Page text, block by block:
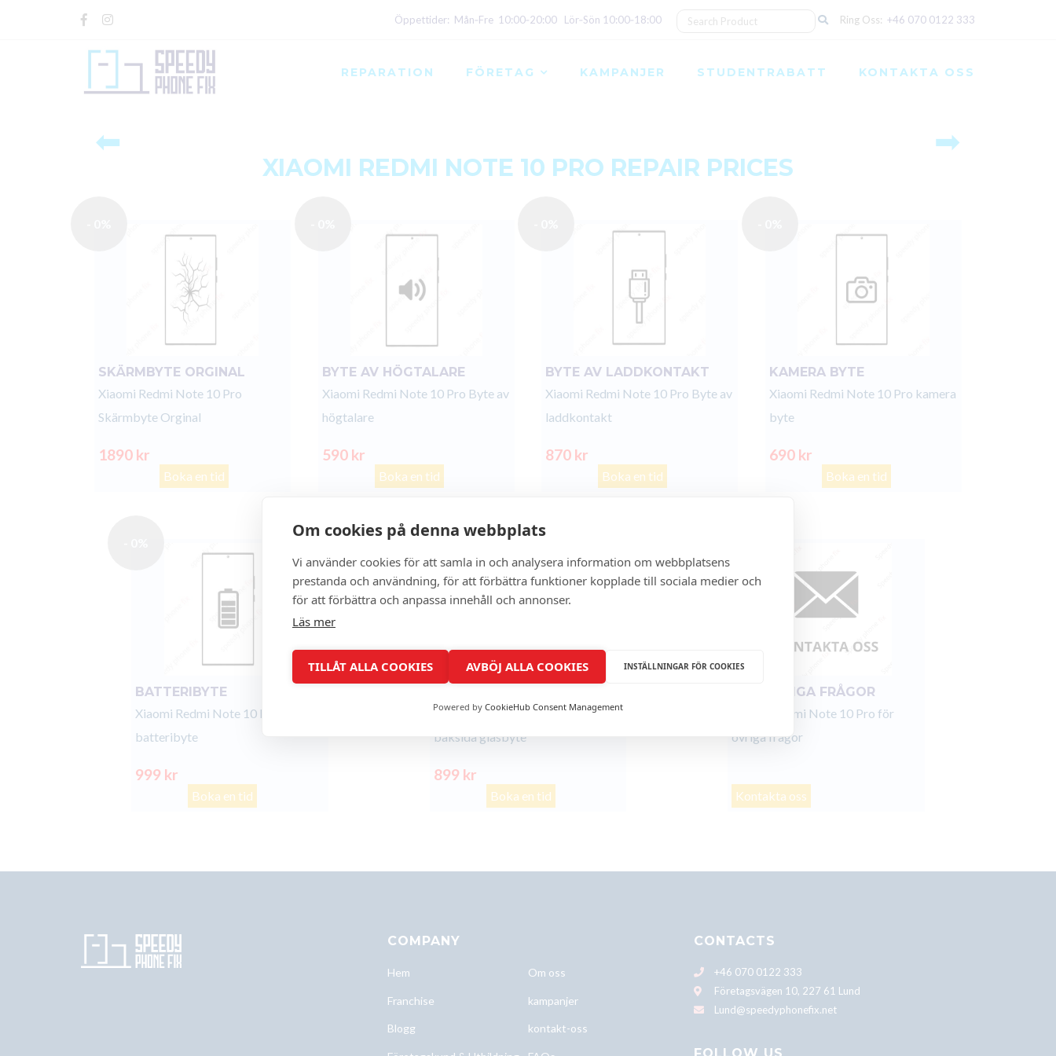
Öppettider: Mån‑Fre 10:00‑20:00 Lör‑Sön 10:00‑18:00 Ring Oss: +46 070 0122 333
REPARATION FÖRETAG KAMPANJER STUDENTRABATT KONTAKTA OSS
⬅ ➡
XIAOMI REDMI NOTE 10 PRO REPAIR PRICES
SKÄRMBYTE ORGINAL
Xiaomi Redmi Note 10 Pro
Skärmbyte Orginal
1890 kr
Boka en tid
BYTE AV HÖGTALARE
Xiaomi Redmi Note 10 Pro Byte av
högtalare
590 kr
Boka en tid
BYTE AV LADDKONTAKT
Xiaomi Redmi Note 10 Pro Byte av
laddkontakt
870 kr
Boka en tid
KAMERA BYTE
Xiaomi Redmi Note 10 Pro kamera
byte
690 kr
Boka en tid
BATTERIBYTE
Xiaomi Redmi Note 10 Pro
batteribyte
999 kr
Boka en tid
Xiaomi Redmi Note 10 Pro
baksida glasbyte
899 kr
Boka en tid
FÖR ÖVRIGA FRÅGOR
Xiaomi Redmi Note 10 Pro för
övriga frågor
Kontakta oss
COMPANY
Hem Om oss
Franchise kampanjer
Blogg kontakt-oss
CONTACTS
+46 070 0122 333
Företagsvägen 10, 227 61 Lund
Lund@speedyphonefix.net
Om cookies på denna webbplats
Vi använder cookies för att samla in och analysera information om webbplatsens
prestanda och användning, för att förbättra funktioner kopplade till sociala medier och
för att förbättra och anpassa innehåll och annonser.
Läs mer
TILLÅT ALLA COOKIES AVBÖJ ALLA COOKIES INSTÄLLNINGAR FÖR COOKIES
Powered by CookieHub Consent Management